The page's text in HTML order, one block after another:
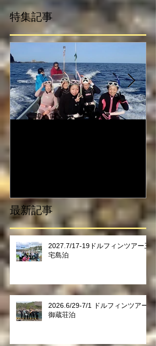
特集記事
最新記事
2027.7/17-19ドルフィンツアー三
宅島泊
2026.6/29-7/1 ドルフィンツアー
御蔵荘泊